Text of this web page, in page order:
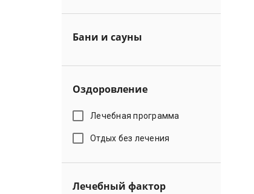
Бани и сауны
Оздоровление
Лечебная программа
Отдых без лечения
Лечебный фактор